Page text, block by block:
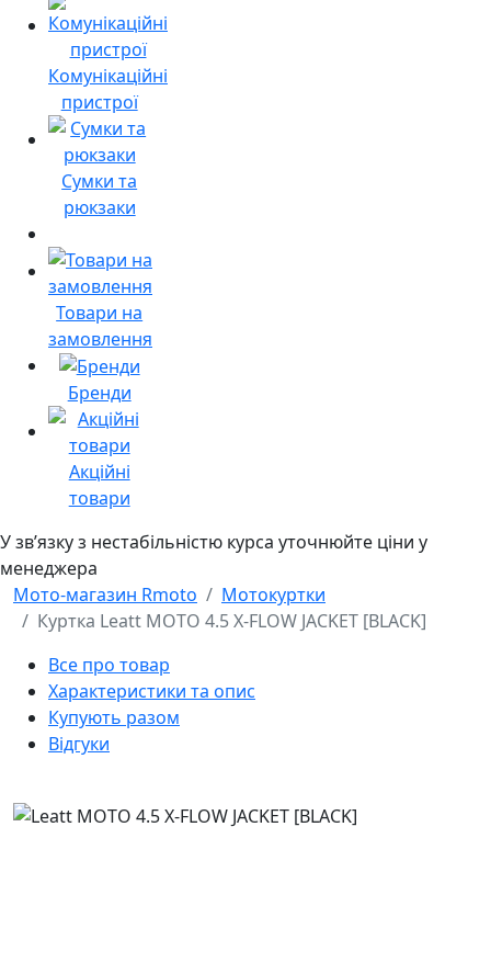
Комунікаційні
пристрої
Сумки та
рюкзаки
Товари на
замовлення
Бренди
Акційні
товари
У звʼязку з нестабільністю курса уточнюйте ціни у
менеджера
Мото-магазин Rmoto
Мотокуртки
Куртка Leatt MOTO 4.5 X-FLOW JACKET [BLACK]
Все про товар
Характеристики та опис
Купують разом
Відгуки